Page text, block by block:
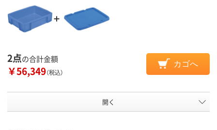
2点の合計金額
￥56,349（税込）
カゴへ
開く